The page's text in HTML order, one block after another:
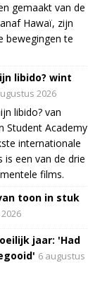
gemaakt van de
Hawaï, zijn
bewegingen te
libido? wint
2026
libido? van
Student Academy
internationale
een van de drie
films.
toon in stuk
jaar: 'Had
6 augustus